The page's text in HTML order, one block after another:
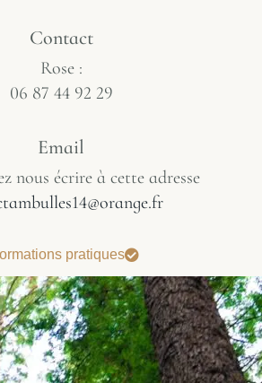
Contact
Rose :
06 87 44 92 29
Email
nous écrire à cette adresse
pratiques